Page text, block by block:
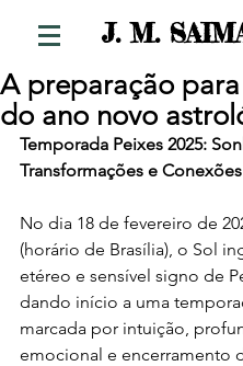
J. M.
A preparação
do ano novo
Temporada Peixes 2025:
Transformações e
No dia 18 de fevereiro de
(horário de Brasília), o Sol
etéreo e sensível signo de
dando início a uma
marcada por intuição,
emocional e encerramento